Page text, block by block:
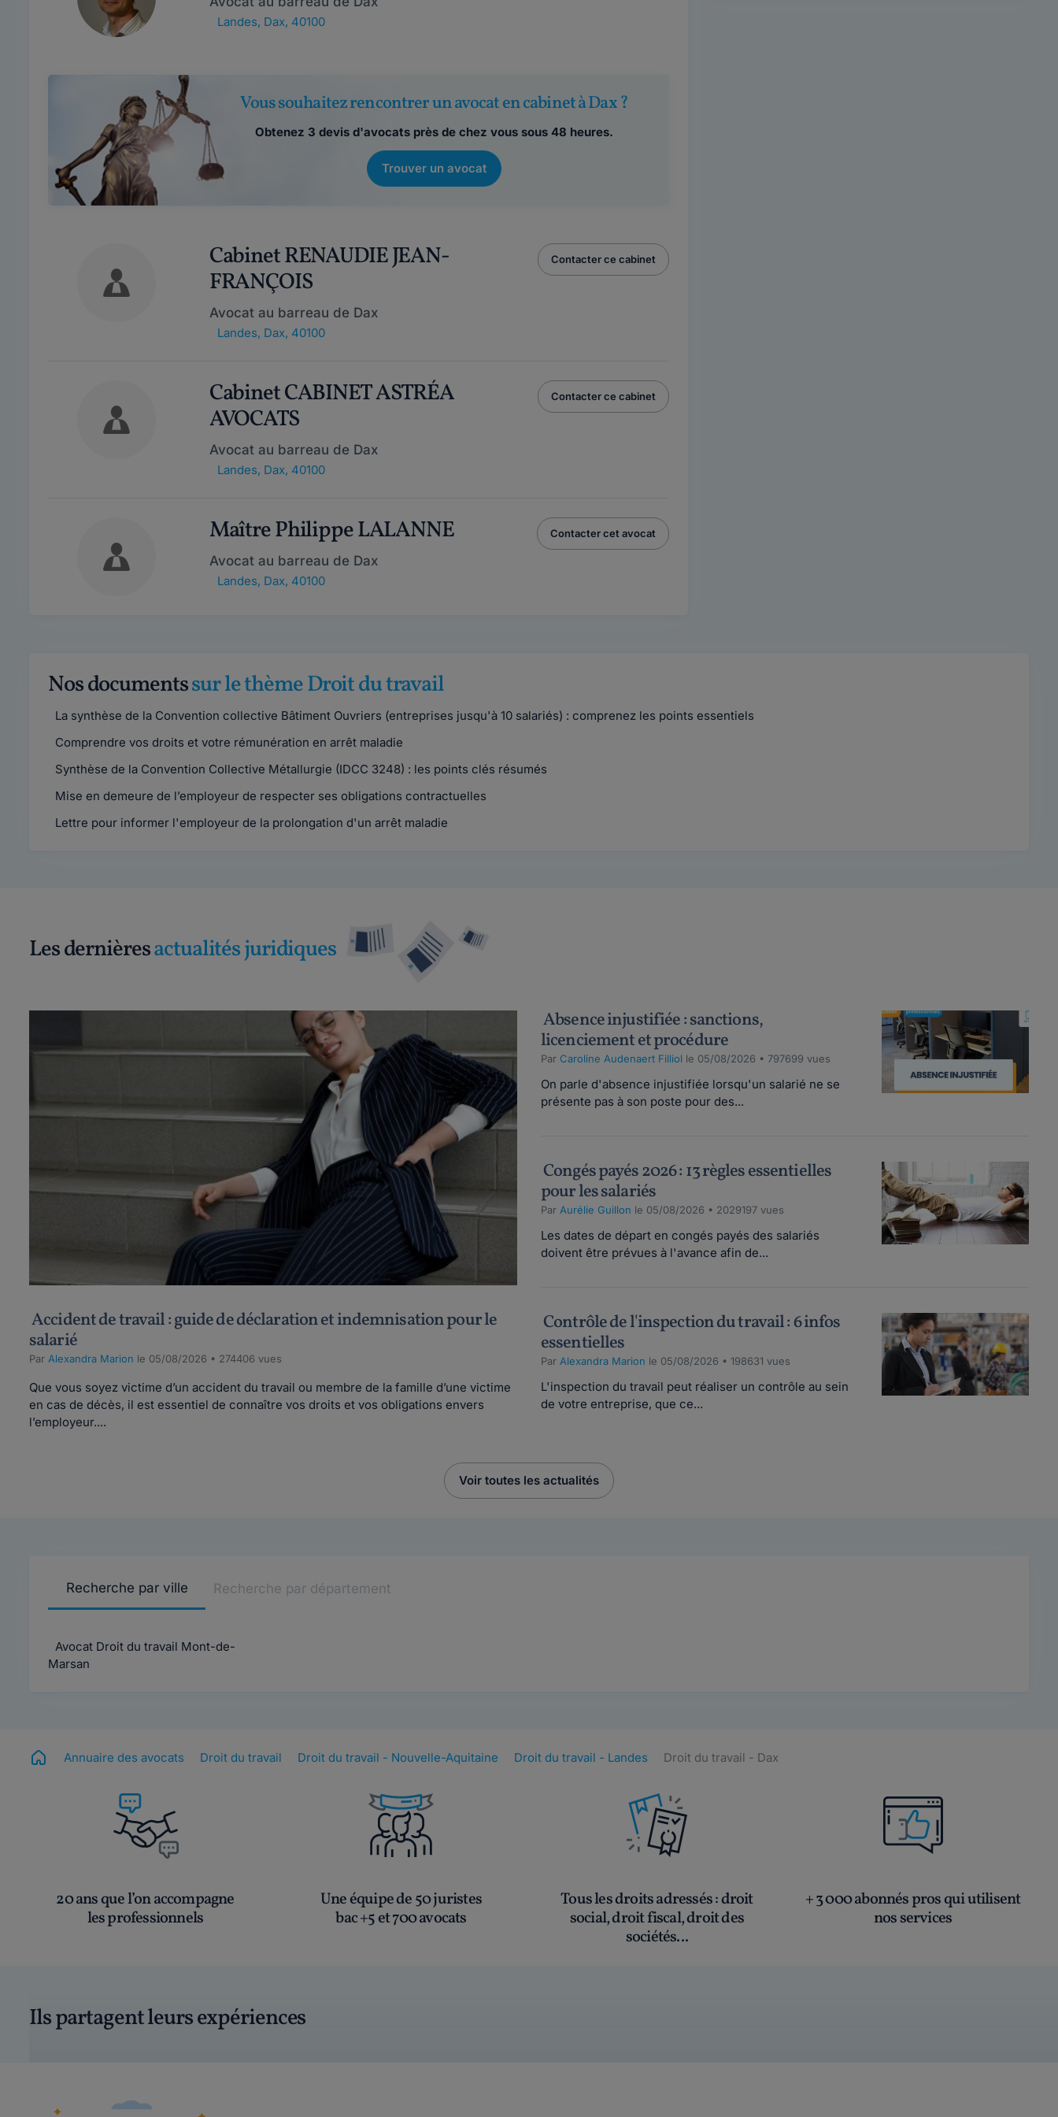
Landes, Dax, 40100
Vous souhaitez rencontrer un avocat en cabinet à Dax ?
Obtenez 3 devis d'avocats près de chez vous sous 48 heures.
Trouver un avocat
Cabinet RENAUDIE JEAN-
FRANÇOIS
Avocat au barreau de Dax
Landes, Dax, 40100
Contacter ce cabinet
Cabinet CABINET ASTRÉA
AVOCATS
Avocat au barreau de Dax
Landes, Dax, 40100
Contacter ce cabinet
Maître Philippe LALANNE
Avocat au barreau de Dax
Landes, Dax, 40100
Contacter cet avocat
Nos documentssur le thème Droit du travail
La synthèse de la Convention collective Bâtiment Ouvriers (entreprises jusqu'à 10 salariés) : comprenez les points essentiels
Comprendre vos droits et votre rémunération en arrêt maladie
Synthèse de la Convention Collective Métallurgie (IDCC 3248) : les points clés résumés
Mise en demeure de l’employeur de respecter ses obligations contractuelles
Lettre pour informer l'employeur de la prolongation d'un arrêt maladie
Les dernièresactualités juridiques
Accident de travail : guide de déclaration et indemnisation pour le
salarié
Par Alexandra Marion le 05/08/2026 • 274406 vues
Que vous soyez victime d’un accident du travail ou membre de la famille d’une victime
en cas de décès, il est essentiel de connaître vos droits et vos obligations envers
l’employeur....
Absence injustifiée : sanctions,
licenciement et procédure
Par Caroline Audenaert Filliol le 05/08/2026 • 797699 vues
On parle d'absence injustifiée lorsqu'un salarié ne se
présente pas à son poste pour des...
Congés payés 2026 : 13 règles essentielles
pour les salariés
Par Aurélie Guillon le 05/08/2026 • 2029197 vues
Les dates de départ en congés payés des salariés
doivent être prévues à l'avance afin de...
Contrôle de l'inspection du travail : 6 infos
essentielles
Par Alexandra Marion le 05/08/2026 • 198631 vues
L'inspection du travail peut réaliser un contrôle au sein
de votre entreprise, que ce...
Voir toutes les actualités
Recherche par ville Recherche par département
Avocat Droit du travail Mont-de-
Marsan
Annuaire des avocats Droit du travail Droit du travail - Nouvelle-Aquitaine Droit du travail - Landes Droit du travail - Dax
20 ans que l’on accompagne
les professionnels
Une équipe de 50 juristes
bac +5 et 700 avocats
Tous les droits adressés: droit
social, droit fiscal, droit des
sociétés...
+ 3 000 abonnés pros qui utilisent
nos services
Ils partagent leurs expériences